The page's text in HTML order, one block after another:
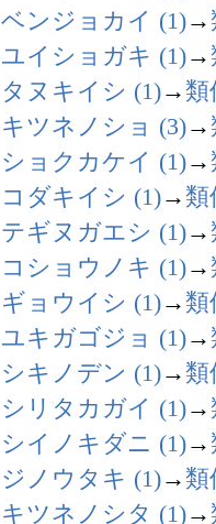
ベンジョカイ (1)→
ユイショガキ (1)→
タヌキイシ (1)→ 類
キツネノショ (3)→
ショクカケイ (1)→
コダキイシ (1)→ 類
テギヌガエシ (1)→
コショウノキ (1)→
ギョウイシ (1)→ 類
ユキガゴジョ (1)→
シキノデン (1)→ 類
シリタカガイ (1)→
シイノキダニ (1)→
ジノウタキ (1)→ 類
キツネノシタ (1)→